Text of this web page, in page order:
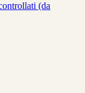
(da